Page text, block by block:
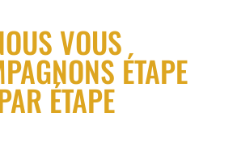
VOUS
ÉTAPE
ÉTAPE